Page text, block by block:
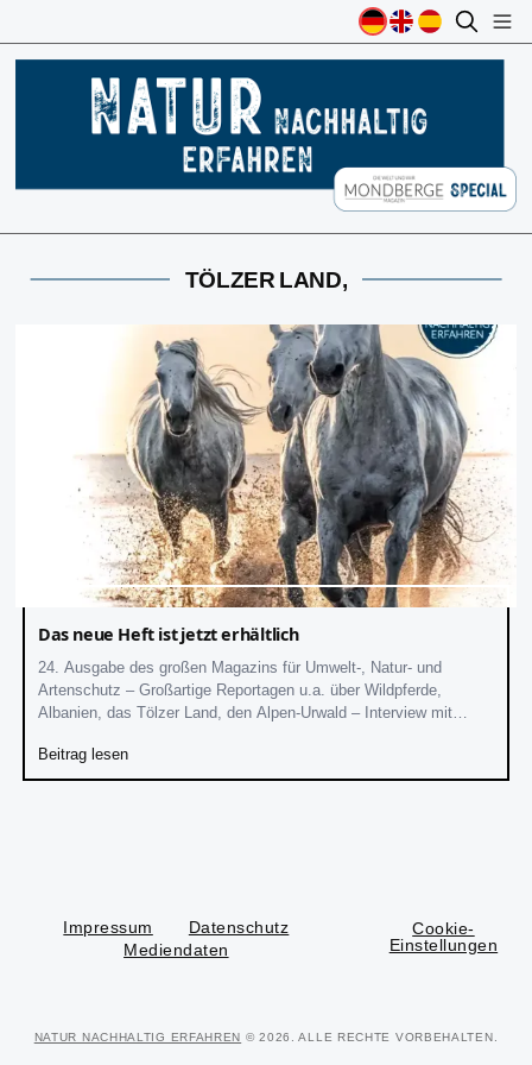
TÖLZER LAND,
Das neue Heft ist jetzt erhältlich
24. Ausgabe des großen Magazins für Umwelt-, Natur- und
Artenschutz – Großartige Reportagen u.a. über Wildpferde,
Albanien, das Tölzer Land, den Alpen-Urwald – Interview mit
Beitrag lesen
Impressum
Datenschutz
Mediendaten
Cookie-
Einstellungen
NATUR NACHHALTIG ERFAHREN © 2026. ALLE RECHTE VORBEHALTEN.